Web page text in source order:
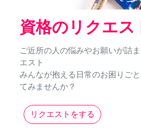
資格のリクエス
ご近所の人の悩みやお願いが詰
エスト
みんなが抱える日常のお困りご
てみませんか？
リクエストをする